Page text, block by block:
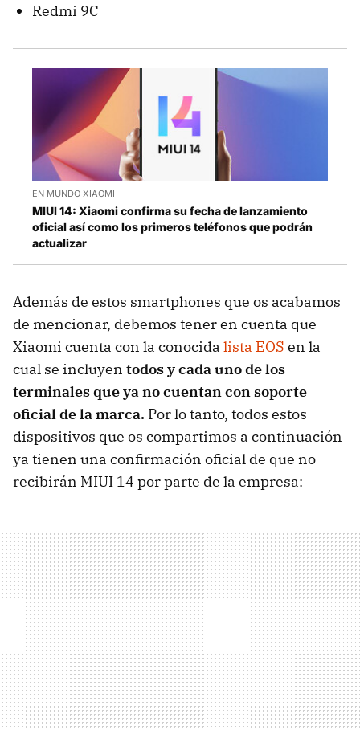
Redmi 9C
EN MUNDO XIAOMI
MIUI 14: Xiaomi confirma su fecha de lanzamiento
oficial así como los primeros teléfonos que podrán
actualizar
Además de estos smartphones que os acabamos
de mencionar, debemos tener en cuenta que
Xiaomi cuenta con la conocida lista EOS en la
cual se incluyen todos y cada uno de los
terminales que ya no cuentan con soporte
oficial de la marca. Por lo tanto, todos estos
dispositivos que os compartimos a continuación
ya tienen una confirmación oficial de que no
recibirán MIUI 14 por parte de la empresa: